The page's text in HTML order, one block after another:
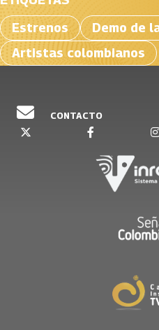
Estrenos
Demo de
Artistas colombianos
CONTACTO